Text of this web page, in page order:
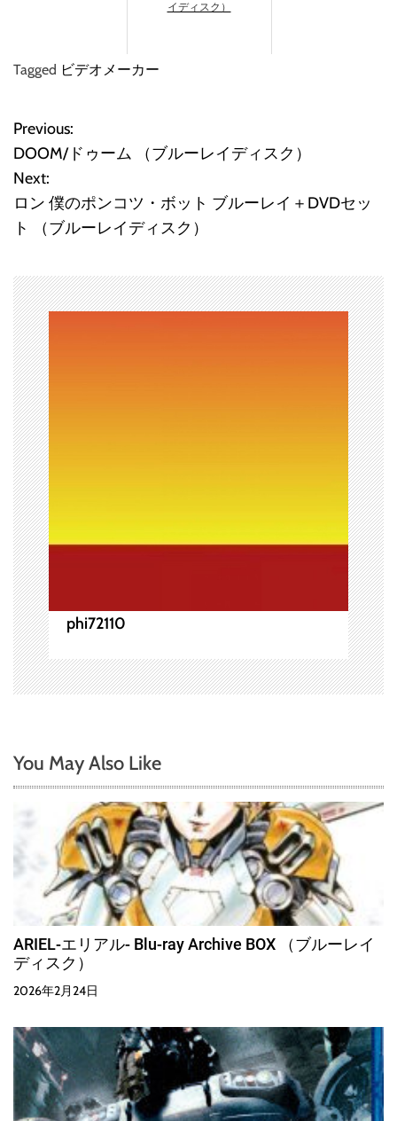
イディスク）
Tagged ビデオメーカー
投
稿
ナ
ゲ
ー
シ
ョ
ン
Previous:
DOOM/ドゥーム （ブルーレイディスク）
Next:
ロン 僕のポンコツ・ボット ブルーレイ＋DVDセッ
ト （ブルーレイディスク）
phi72110
You May Also Like
ARIEL-エリアル- Blu-ray Archive BOX （ブルーレイ
ディスク）
2026年2月24日